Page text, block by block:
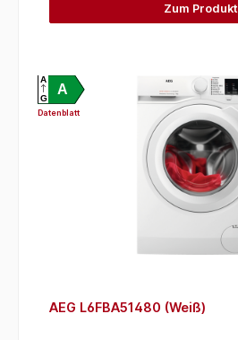
Zum Produkt
A
A
G
Datenblatt
AEG L6FBA51480 (Weiß)